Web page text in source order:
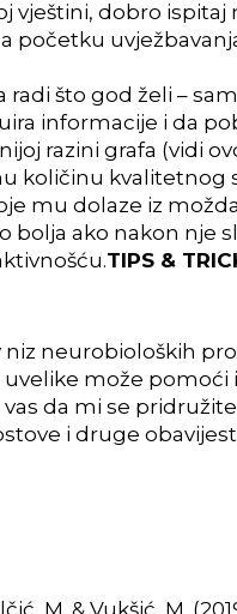
vještini, dobro ispitaj
početku
što god želi –
informacije i da
razini grafa (vidi
količinu kvalitetnog
mu dolaze iz
bolja ako nakon nje
TIPS &
neurobioloških
uvelike može
da mi se
i druge
M. & Vukšić, M.